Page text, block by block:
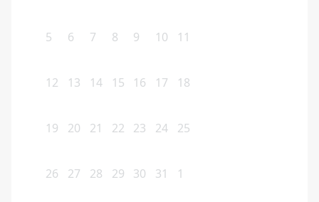
5 6 7 8 9 10 11
12 13 14 15 16 17 18
19 20 21 22 23 24 25
26 27 28 29 30 31 1